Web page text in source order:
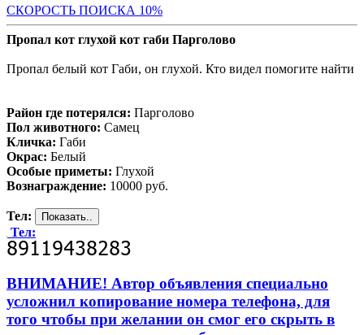
СКОРОСТЬ ПОИСКА 10%
Пропал кот глухой кот габи Парголово
Пропал белый кот Габи, он глухой. Кто видел помогите найти
Район где потерялся: Парголово
Пол животного: Самец
Кличка: Габи
Окрас: Белый
Особые приметы: Глухой
Вознаграждение: 10000 руб.
Тел:
Тел:
ВНИМАНИЕ! Автор объявления специально
усложнил копирование номера телефона, для
того чтобы при желании он смог его скрыть в